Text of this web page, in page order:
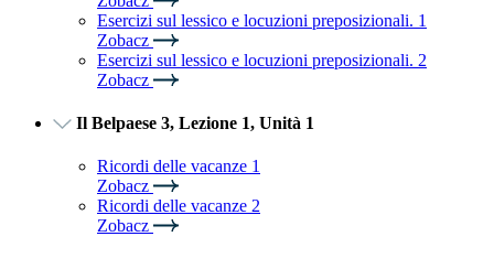
Esercizi sul lessico e locuzioni preposizionali. 1
Zobacz
Esercizi sul lessico e locuzioni preposizionali. 2
Zobacz
Il Belpaese 3, Lezione 1, Unità 1
Ricordi delle vacanze 1
Zobacz
Ricordi delle vacanze 2
Zobacz